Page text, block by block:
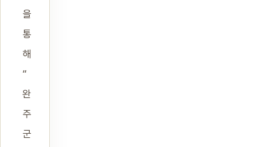
을
통
해
“
완
주
군